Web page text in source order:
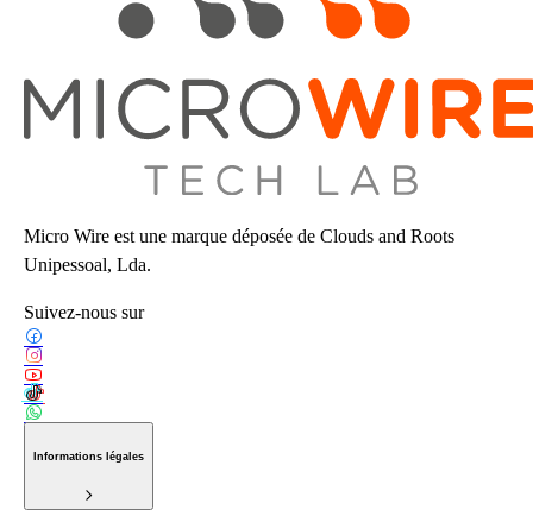
Micro Wire est une marque déposée de Clouds and Roots
Unipessoal, Lda.
Suivez-nous sur
Informations légales